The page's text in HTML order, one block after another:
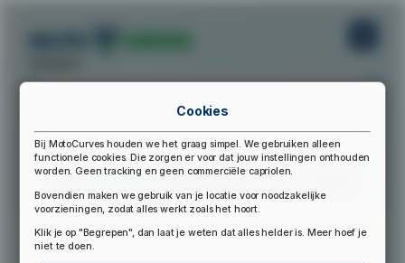
▲
Cookies
Bij MotoCurves houden we het graag simpel. We gebruiken alleen
functionele cookies. Die zorgen er voor dat jouw instellingen onthouden
worden. Geen tracking en geen commerciële capriolen.
Bovendien maken we gebruik van je locatie voor noodzakelijke
voorzieningen, zodat alles werkt zoals het hoort.
Klik je op "Begrepen", dan laat je weten dat alles helder is. Meer hoef je
niet te doen.